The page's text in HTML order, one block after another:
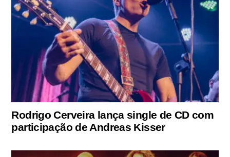
Rodrigo Cerveira lança single de CD com
participação de Andreas Kisser